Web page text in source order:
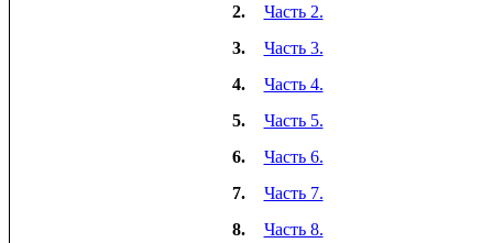
2.
Часть 2.
3.
Часть 3.
4.
Часть 4.
5.
Часть 5.
6.
Часть 6.
7.
Часть 7.
8.
Часть 8.